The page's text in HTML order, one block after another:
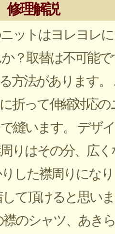
修理解説
ットはヨレヨレに
？取替は不可能で
方法があります。
折って伸縮対応の
縫います。 デザイ
りはその分、広く
した襟周りになり
て頂けると思いま
のシャツ、あきら